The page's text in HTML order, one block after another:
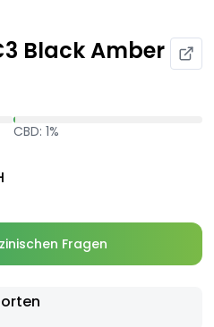
Black Amber
CBD: 1%
Fragen